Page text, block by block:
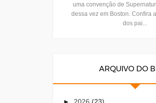
uma convenção de
dessa vez em Boston. Confira
dos pai...
ARQUIVO DO
► 2026 (23)